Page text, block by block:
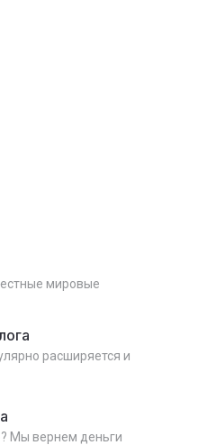
мировые
расширяется и
Мы вернем деньги